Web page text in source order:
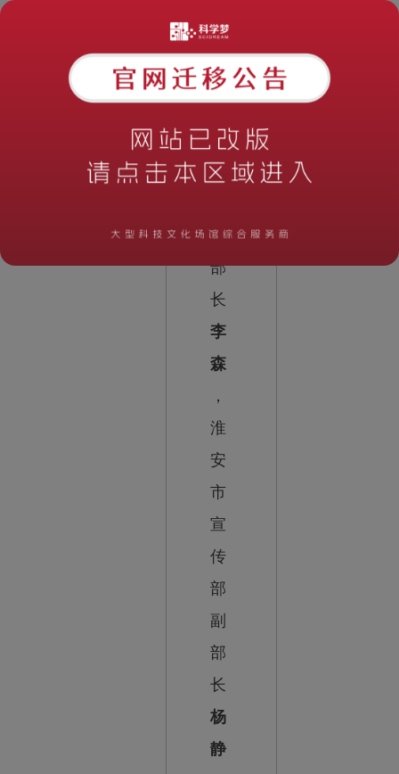
秘
书
长
、
宣
部
部
长
李
森
，
淮
安
市
宣
传
部
副
部
长
杨
静